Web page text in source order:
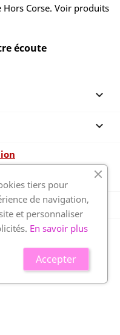
Corse. Voir produits
écoute



Avis Garantis,cliquez ici pour
développé par Wess
tiers pour
de navigation,
et personnaliser
En savoir plus
Accepter